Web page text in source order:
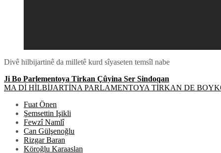
Divê hilbijartinê da milletê kurd sîyaseten temsîl nabe
Post
navigation
Ji Bo Parlementoya Tirkan Çûyina Ser Sindoqan
MA Dİ HİLBİJARTİNA PARLAMENTOYA TİRKAN DE
Fuat Önen
Şemsettin Işikli
Fewzî Namlî
Can Gülşenoğlu
Rizgar Baran
Köroğlu Karaaslan